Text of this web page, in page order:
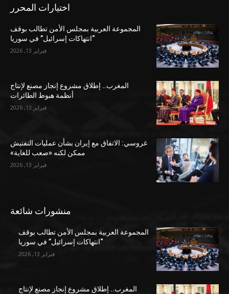
اختيارات المحرر
المجموعة العربية بمجلس الأمن تطالب بوقف
“انتهاكات إسرائيل” في سوريا
فبراير 13, 2026
المغرب.. إطلاق مشروع إنجاز مصنع لإنتاج
أنظمة هبوط الطائرات
فبراير 13, 2026
غروسي: الاتفاق مع إيران بشأن عمليات التفتيش
ممكن لكنه «صعب للغاية»
فبراير 13, 2026
منشورات شائعة
المجموعة العربية بمجلس الأمن تطالب بوقف
“انتهاكات إسرائيل” في سوريا
فبراير 13, 2026
المغرب.. إطلاق مشروع إنجاز مصنع لإنتاج